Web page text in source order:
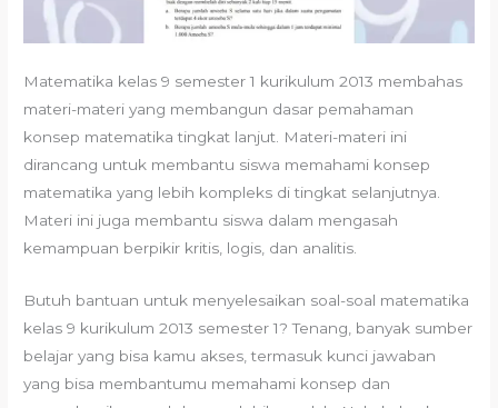
Matematika kelas 9 semester 1 kurikulum 2013 membahas
materi-materi yang membangun dasar pemahaman
konsep matematika tingkat lanjut. Materi-materi ini
dirancang untuk membantu siswa memahami konsep
matematika yang lebih kompleks di tingkat selanjutnya.
Materi ini juga membantu siswa dalam mengasah
kemampuan berpikir kritis, logis, dan analitis.
Butuh bantuan untuk menyelesaikan soal-soal matematika
kelas 9 kurikulum 2013 semester 1? Tenang, banyak sumber
belajar yang bisa kamu akses, termasuk kunci jawaban
yang bisa membantumu memahami konsep dan